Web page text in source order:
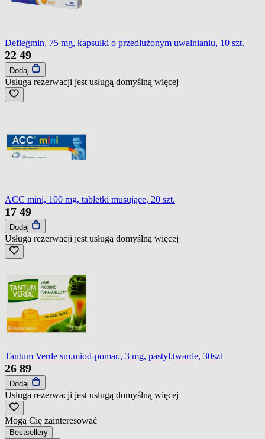
Deflegmin, 75 mg, kapsułki o przedłużonym uwalnianiu, 10 szt.
22 49
Dodaj
Usługa rezerwacji jest usługą domyślną więcej
ACC mini, 100 mg, tabletki musujące, 20 szt.
17 49
Dodaj
Usługa rezerwacji jest usługą domyślną więcej
Tantum Verde sm.miod-pomar., 3 mg, pastyl.twarde, 30szt
26 89
Dodaj
Usługa rezerwacji jest usługą domyślną więcej
Mogą Cię zainteresować
Bestsellery